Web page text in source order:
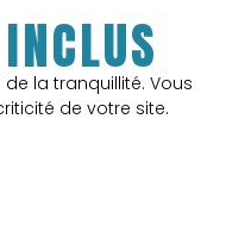
INCLUS
la tranquillité. Vous
de votre site.